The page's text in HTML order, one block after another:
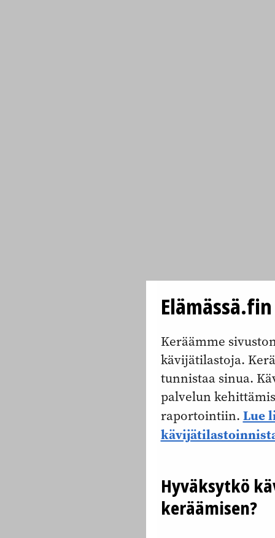
Keräämme
kävijätilastoja.
tunnistaa sinua.
palvelun
raportointiin. Lue
Hyväksytkö
keräämisen?